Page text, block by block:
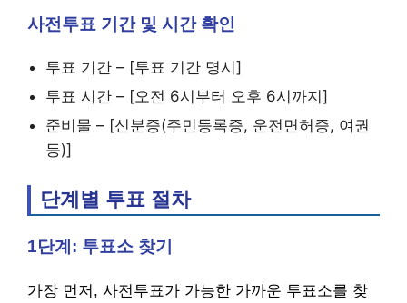
사전투표 기간 및 시간 확인
투표 기간 – [투표 기간 명시]
투표 시간 – [오전 6시부터 오후 6시까지]
준비물 – [신분증(주민등록증, 운전면허증, 여권
등)]
단계별 투표 절차
1단계: 투표소 찾기
가장 먼저, 사전투표가 가능한 가까운 투표소를 찾